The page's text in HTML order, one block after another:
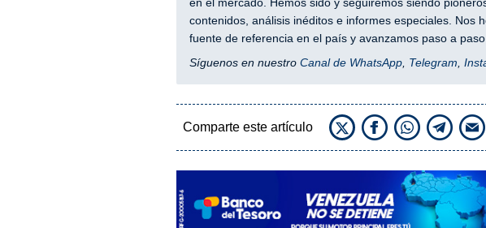
en el mercado. Hemos sido y seguiremos siendo
contenidos, análisis inéditos e informes especiales. Nos
fuente de referencia en el país y avanzamos paso a
Síguenos en nuestro Canal de WhatsApp, Telegram,
Comparte este artículo